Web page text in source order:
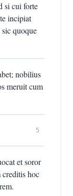
si cui forte
incipiat
quoque
nobilius
meruit cum
5
et soror
creditis hoc